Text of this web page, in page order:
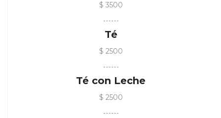
$ 3500
Té
$ 2500
Té con Leche
$ 2500